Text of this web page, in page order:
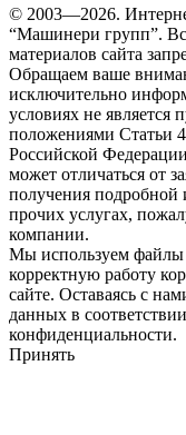
© 2003—2026.
“Машинери групп”.
материалов сайта
Обращаем ваше
исключительно
условиях не является
положениями Статьи
Российской
может отличаться от
получения
прочих услугах,
компании.
Мы используем файлы
корректную работу
сайте. Оставаясь с
данных в
конфиденциальности.
Принять